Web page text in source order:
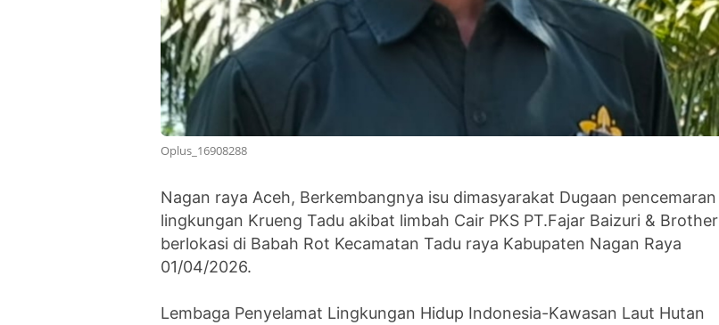
Oplus_16908288
‎Nagan raya Aceh, Berkembangnya isu dimasyarakat Dugaan pencemaran
lingkungan Krueng Tadu akibat limbah Cair PKS PT.Fajar Baizuri & Brother
berlokasi di Babah Rot Kecamatan Tadu raya Kabupaten Nagan Raya
01/04/2026.
‎Lembaga Penyelamat Lingkungan Hidup Indonesia-Kawasan Laut Hutan